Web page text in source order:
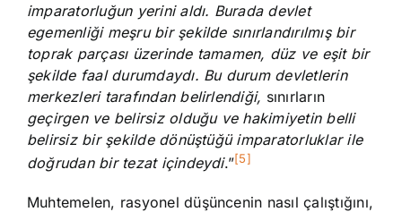
imparatorluğun yerini aldı. Burada devlet
egemenliği meşru bir şekilde sınırlandırılmış bir
toprak parçası üzerinde tamamen, düz ve eşit bir
şekilde faal durumdaydı. Bu durum devletlerin
merkezleri tarafından belirlendiği, sınırların
geçirgen ve belirsiz olduğu ve hakimiyetin belli
belirsiz bir şekilde dönüştüğü imparatorluklar ile
doğrudan bir tezat içindeydi.”[5]
Muhtemelen, rasyonel düşüncenin nasıl çalıştığını,